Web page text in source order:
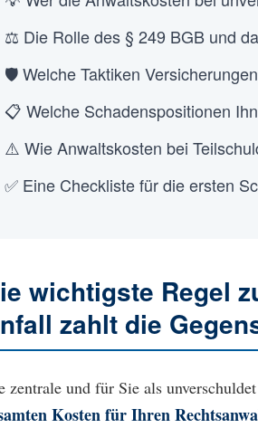
⚖️ Die Rolle des § 249 BGB und
🛡️ Welche Taktiken
📋 Welche Schadenspositionen
⚠️ Wie Anwaltskosten bei
✅ Eine Checkliste für die ersten
wichtigste Regel
zahlt die
zentrale und für Sie als
Kosten für Ihren